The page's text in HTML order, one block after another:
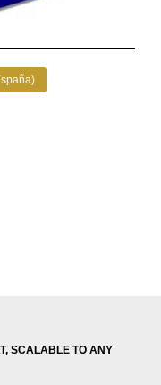
SCALABLE TO ANY